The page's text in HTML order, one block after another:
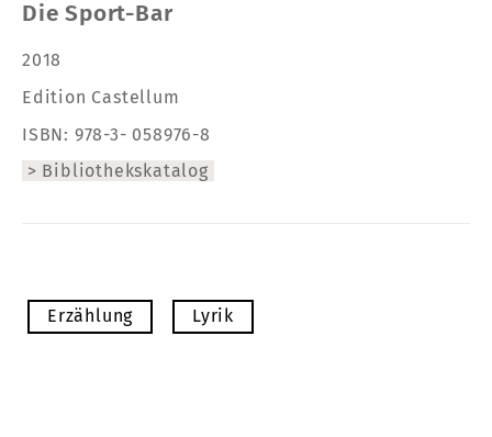
Die Sport-Bar
2018
Edition Castellum
ISBN: 978-3- 058976-8
Bibliothekskatalog
Erzählung Lyrik